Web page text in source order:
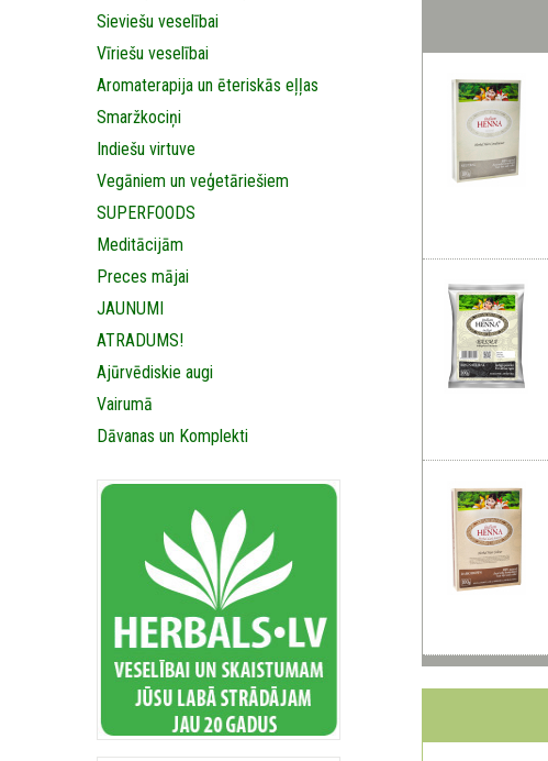
Sieviešu veselībai
Vīriešu veselībai
Aromaterapija un ēteriskās eļļas
Smaržkociņi
Indiešu virtuve
Vegāniem un veģetāriešiem
SUPERFOODS
Meditācijām
Preces mājai
JAUNUMI
ATRADUMS!
Ajūrvēdiskie augi
Vairumā
Dāvanas un Komplekti